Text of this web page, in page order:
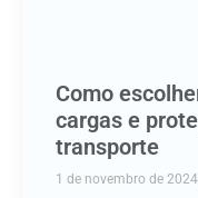
Como
cargas e
transporte
1 de novembro de 2024